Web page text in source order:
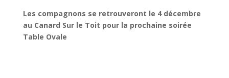
Les compagnons se retrouveront le 4 décembre
au Canard Sur le Toit pour la prochaine soirée
Table Ovale